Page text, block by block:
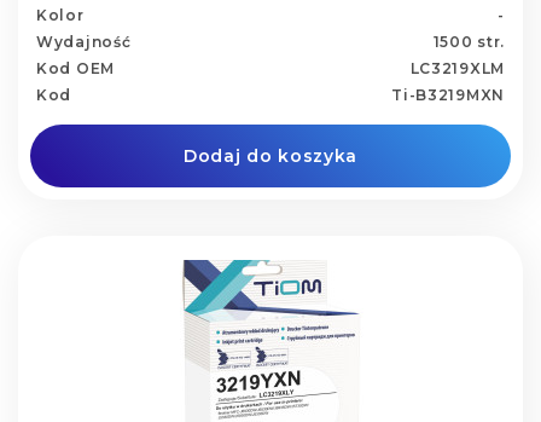
Kolor
-
Wydajność
1500 str.
Kod OEM
LC3219XLM
Kod
Ti-B3219MXN
Dodaj do koszyka